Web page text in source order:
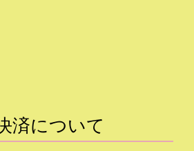
済について